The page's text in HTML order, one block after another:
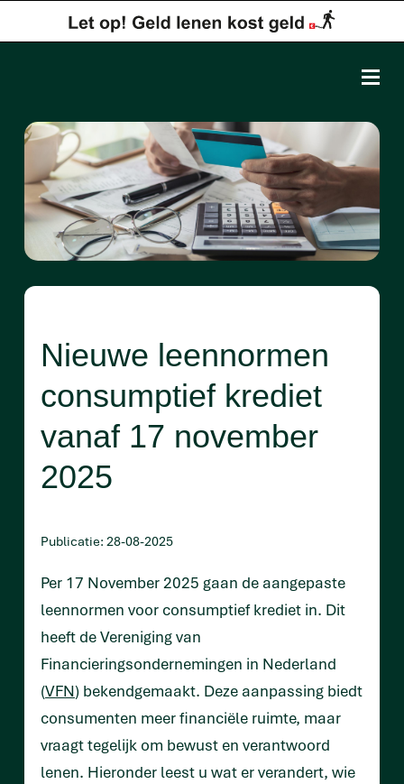
Nieuwe leennormen
consumptief krediet
vanaf 17 november
2025
Publicatie: 28-08-2025
Per 17 November 2025 gaan de aangepaste
leennormen voor consumptief krediet in. Dit
heeft de Vereniging van
Financieringsondernemingen in Nederland
(VFN) bekendgemaakt. Deze aanpassing biedt
consumenten meer financiële ruimte, maar
vraagt tegelijk om bewust en verantwoord
lenen. Hieronder leest u wat er verandert, wie